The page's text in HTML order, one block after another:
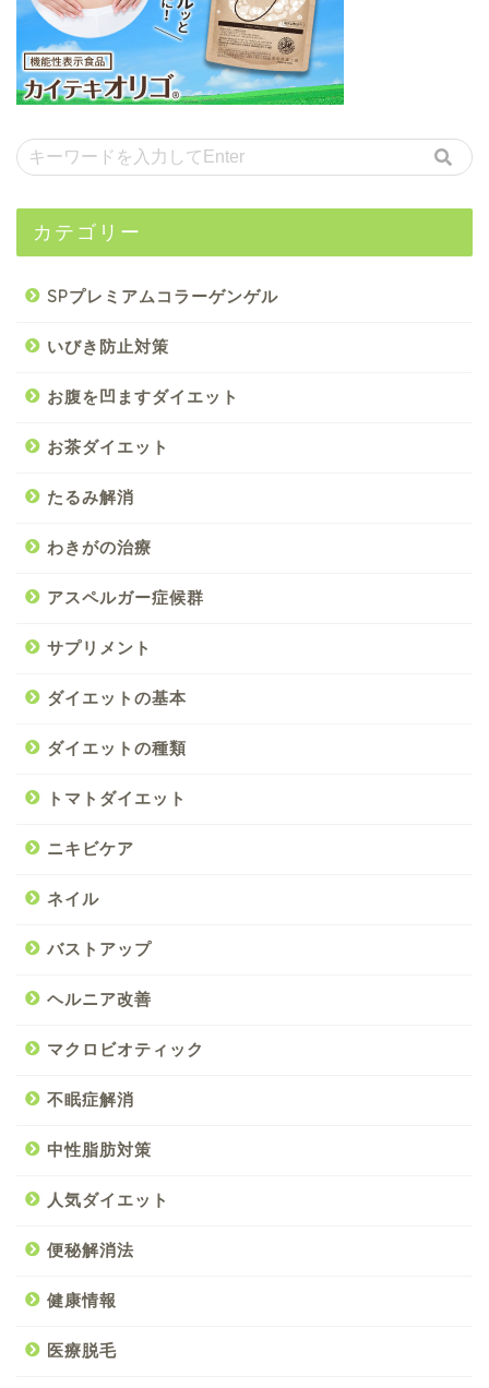
カテゴリー
SPプレミアムコラーゲンゲル
いびき防止対策
お腹を凹ますダイエット
お茶ダイエット
たるみ解消
わきがの治療
アスペルガー症候群
サプリメント
ダイエットの基本
ダイエットの種類
トマトダイエット
ニキビケア
ネイル
バストアップ
ヘルニア改善
マクロビオティック
不眠症解消
中性脂肪対策
人気ダイエット
便秘解消法
健康情報
医療脱毛